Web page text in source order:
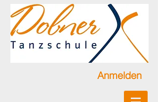
Anmelden